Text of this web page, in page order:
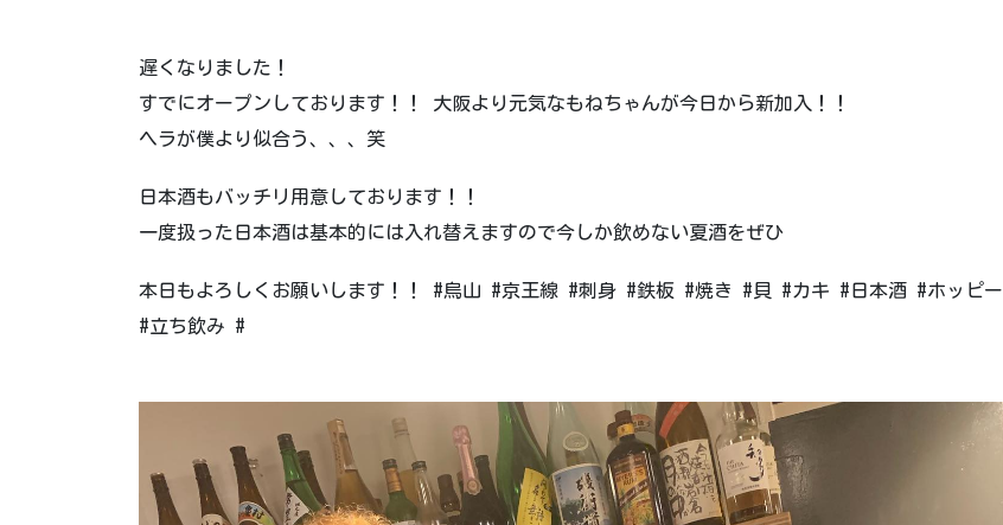
遅くなりました！
すでにオープンしております！！ 大阪より元気なもねちゃんが今日から新加入！！
ヘラが僕より似合う、、、笑
日本酒もバッチリ用意しております！！
一度扱った日本酒は基本的には入れ替えますので今しか飲めない夏酒をぜひ
本日もよろしくお願いします！！ #烏山 #京王線 #刺身 #鉄板 #焼き #貝 #カキ #日本酒 #ホッピー
#立ち飲み #